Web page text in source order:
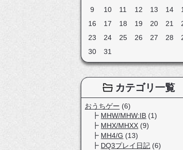
9
10 11 12 13 14
16
17 18 19 20 21
23
24 25 26 27 28
30
31
カテゴリ一覧
おうちゲー (6)
MHW/MHW:IB (1)
MHX/MHXX (9)
MH4/G (13)
DQ3プレイ日記 (6)